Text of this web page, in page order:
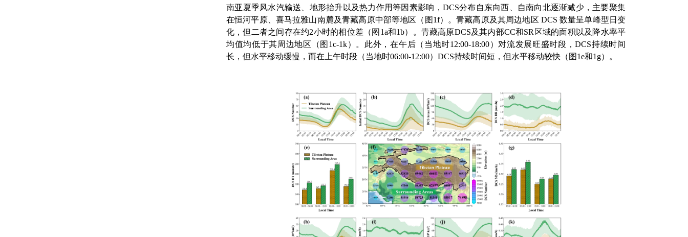
南亚夏季风水汽输送、地形抬升以及热力作用等因素影响， DCS分布自东向西、自南向北逐渐减少，主要聚集
在恒河平原、喜马拉雅山南麓及青藏高原中部等地区（图1f）。青藏高原及其周边地区 DCS 数量呈单峰型日变
化，但二者之间存在约2小时的相位差（图 1a和1b）。青藏高原DCS及其内部CC和SR 区域的面积以及降水率平
均值均低于其周边地区（图 1c-1k）。此外，在午后（当地时12:00-18:00）对流发展旺盛时段，DCS持续时间
长，但水平移动缓慢，而在上午时段（当地时06:00-12:00） DCS持续时间短，但水平移动较快（图1e和1g）。